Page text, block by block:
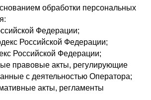
обработки персональных
Федерации;
Российской Федерации;
Российской Федерации;
правовые акты, регулирующие
с деятельностью Оператора;
акты, регламенты